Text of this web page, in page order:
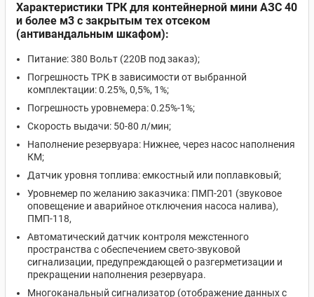
Характеристики ТРК для контейнерной мини АЗС 40
и более м3 с закрытым тех отсеком
(антивандальным шкафом):
Питание: 380 Вольт (220В под заказ);
Погрешность ТРК в зависимости от выбранной
комплектации: 0.25%, 0,5%, 1%;
Погрешность уровнемера: 0.25%-1%;
Скорость выдачи: 50-80 л/мин;
Наполнение резервуара: Нижнее, через насос наполнения
КМ;
Датчик уровня топлива: емкостный или поплавковый;
Уровнемер по желанию заказчика: ПМП-201 (звуковое
оповещение и аварийное отключения насоса налива),
ПМП-118,
Автоматический датчик контроля межстенного
пространства с обеспечением свето-звуковой
сигнализации, предупреждающей о разгерметизации и
прекращении наполнения резервуара.
Многоканальный сигнализатор (отображение данных с